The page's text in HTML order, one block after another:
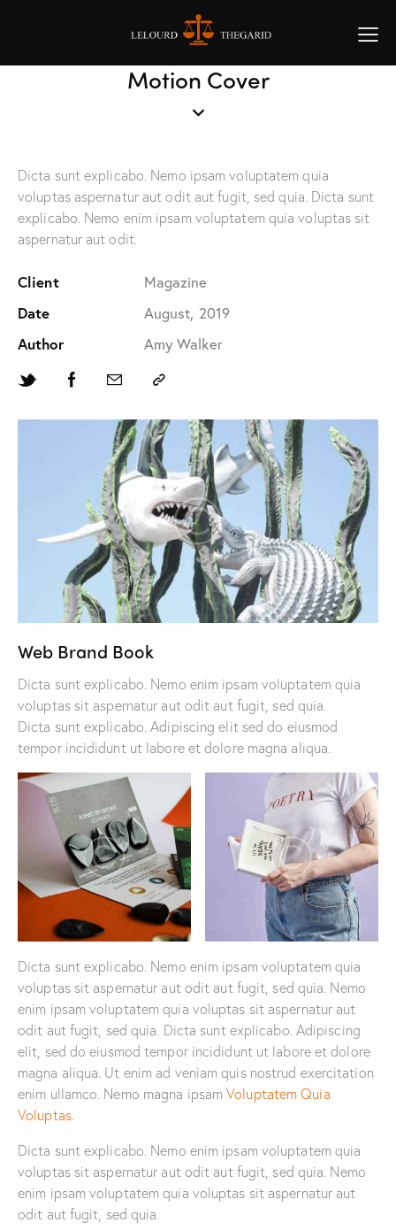
Motion Cover
Dicta sunt explicabo. Nemo ipsam voluptatem quia
voluptas aspernatur aut odit aut fugit, sed quia. Dicta sunt
explicabo. Nemo enim ipsam voluptatem quia voluptas sit
aspernatur aut odit.
Client
Magazine
Date
August, 2019
Author
Amy Walker
Web Brand Book
Dicta sunt explicabo. Nemo enim ipsam voluptatem quia
voluptas sit aspernatur aut odit aut fugit, sed quia.
Dicta sunt explicabo. Adipiscing elit sed do eiusmod
tempor incididunt ut labore et dolore magna aliqua.
Dicta sunt explicabo. Nemo enim ipsam voluptatem quia
voluptas sit aspernatur aut odit aut fugit, sed quia. Nemo
enim ipsam voluptatem quia voluptas sit aspernatur aut
odit aut fugit, sed quia. Dicta sunt explicabo. Adipiscing
elit, sed do eiusmod tempor incididunt ut labore et dolore
magna aliqua. Ut enim ad veniam quis nostrud exercitation
enim ullamco. Nemo magna ipsamVoluptatem Quia
Voluptas.
Dicta sunt explicabo. Nemo enim ipsam voluptatem quia
voluptas sit aspernatur aut odit aut fugit, sed quia. Nemo
enim ipsam voluptatem quia voluptas sit aspernatur aut
odit aut fugit, sed quia.